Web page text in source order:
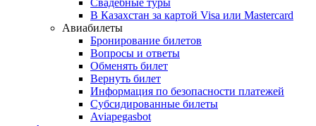
В Казахстан за картой Visa или Masterсard
Авиабилеты
Бронирование билетов
Вопросы и ответы
Обменять билет
Вернуть билет
Информация по безопасности платежей
Субсидированные билеты
Aviapegasbot